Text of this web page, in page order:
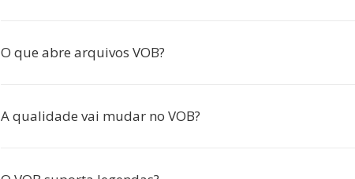
O que abre arquivos VOB?
A qualidade vai mudar no VOB?